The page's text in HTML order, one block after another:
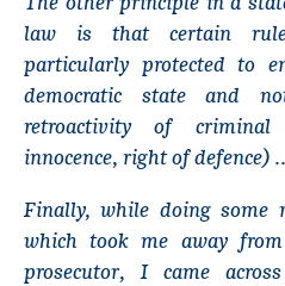
law is that certain
particularly protected to
democratic state and
retroactivity of
innocence, right of defence) ..
Finally, while doing some
which took me away
prosecutor, I came